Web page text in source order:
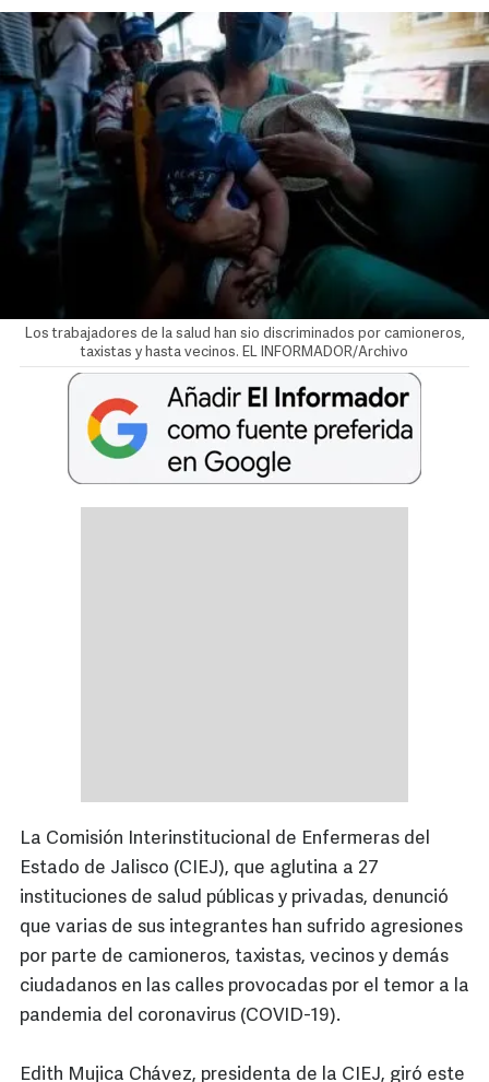
Los trabajadores de la salud han sio discriminados por camioneros,
taxistas y hasta vecinos. EL INFORMADOR/Archivo
La Comisión Interinstitucional de Enfermeras del
Estado de Jalisco (CIEJ), que aglutina a 27
instituciones de salud públicas y privadas, denunció
que varias de sus integrantes han sufrido agresiones
por parte de camioneros, taxistas, vecinos y demás
ciudadanos en las calles provocadas por el temor a la
pandemia del coronavirus (COVID-19).
Edith Mujica Chávez, presidenta de la CIEJ, giró este